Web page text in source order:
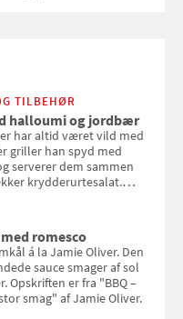
TILBEHØR
halloumi og jordbær
har altid været vild med
griller han spyd med
serverer dem sammen
krydderurtesalat.
Oliver.
romesco
á la Jamie Oliver. Den
sauce smager af sol
Opskriften er fra "BBQ –
smag" af Jamie Oliver.